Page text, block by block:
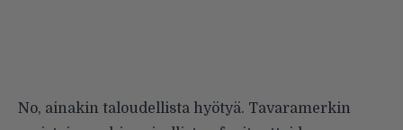
No, ainakin taloudellista hyötyä. Tavaramerkin